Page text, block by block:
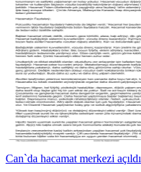
Can`da hacamat merkezi açıldı